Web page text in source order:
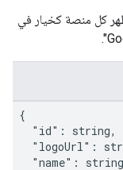
كل منصة كخيار في
{
  "id": string,
"logoUrl":
"name":